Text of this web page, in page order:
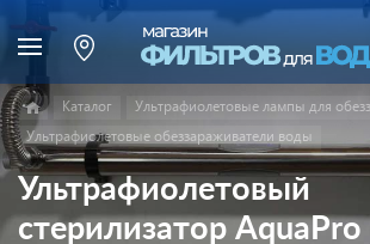
Каталог
Ультрафиолетовые лампы для
Ультрафиолетовые обеззараживатели воды
Ультрафиолетовый
стерилизатор